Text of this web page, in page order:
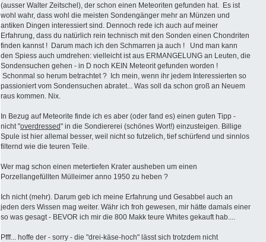
(ausser Walter Zeitschel), der schon einen Meteoriten gefunden hat. Es ist
wohl wahr, dass wohl die meisten Sondengänger mehr an Münzen und
antiken Dingen interessiert sind. Dennoch rede ich auch auf meiner
Erfahrung, dass du natürlich rein technisch mit den Sonden einen Chondriten
finden kannst ! Darum mach ich den Schmarren ja auch ! Und man kann
den Spiess auch umdrehen: vielleicht ist aus ERMANGELUNG an Leuten, die
Sondensuchen gehen - in D noch KEIN Meteorit gefunden worden !
Schonmal so herum betrachtet ? Ich mein, wenn ihr jedem Interessierten so
passioniert vom Sondensuchen abratet... Was soll da schon groß an Neuem
raus kommen. Nix.
In Bezug auf Meteorite finde ich es aber (oder fand es) einen guten Tipp -
nicht "overdressed" in die Sondiererei (schönes Wort!) einzusteigen. Billige
Spule ist hier allemal besser, weil nicht so futzelich, tief schürfend und sinnlos
filternd wie die teuren Teile.
Wer mag schon einen metertiefen Krater ausheben um einen
Porzellangefüllten Mülleimer anno 1950 zu heben ?
Ich nicht (mehr). Darum geb ich meine Erfahrung und Gesabbel auch an
jeden ders Wissen mag weiter. Währ ich froh gewesen, mir hätte damals einer
so was gesagt - BEVOR ich mir die 800 Makk teure Whites gekauft hab....
Pfff... hoffe der - sorry - die "drei-käse-hoch" lässt sich trotzdem nicht